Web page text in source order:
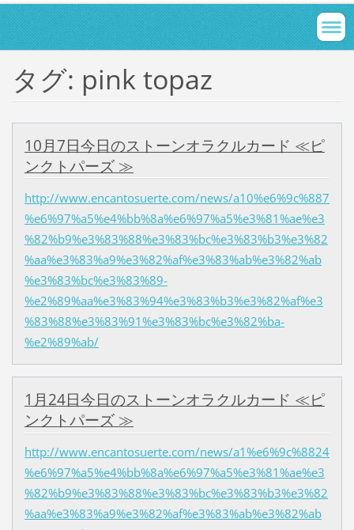
タグ: pink topaz
10月7日今日のストーンオラクルカード ≪ピ
ンクトパーズ ≫
http://www.encantosuerte.com/news/a10%e6%9c%887
%e6%97%a5%e4%bb%8a%e6%97%a5%e3%81%ae%e3
%82%b9%e3%83%88%e3%83%bc%e3%83%b3%e3%82
%aa%e3%83%a9%e3%82%af%e3%83%ab%e3%82%ab
%e3%83%bc%e3%83%89-
%e2%89%aa%e3%83%94%e3%83%b3%e3%82%af%e3
%83%88%e3%83%91%e3%83%bc%e3%82%ba-
%e2%89%ab/
1月24日今日のストーンオラクルカード ≪ピ
ンクトパーズ ≫
http://www.encantosuerte.com/news/a1%e6%9c%8824
%e6%97%a5%e4%bb%8a%e6%97%a5%e3%81%ae%e3
%82%b9%e3%83%88%e3%83%bc%e3%83%b3%e3%82
%aa%e3%83%a9%e3%82%af%e3%83%ab%e3%82%ab